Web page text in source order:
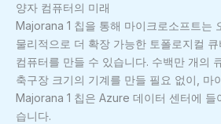
양자 컴퓨터의 미래
Majorana 1 칩을 통해 마이크로소프트는
물리적으로 더 확장 가능한 토폴로지컬
컴퓨터를 만들 수 있습니다. 수백만 개의
축구장 크기의 기계를 만들 필요 없이, 마
Majorana 1 칩은 Azure 데이터 센터에 들
습니다.